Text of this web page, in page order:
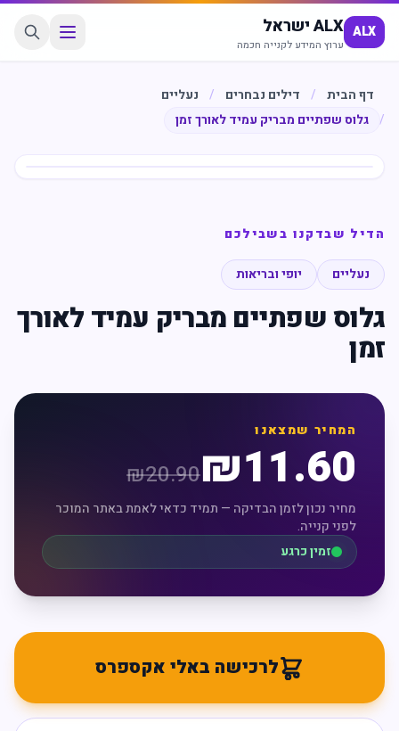
ALX ALX ישראל
ערוץ המידע לקנייה חכמה
דף הבית / דילים נבחרים /
נעליים
/ גלוס שפתיים מבריק עמיד לאורך זמן
הדיל שבדקנו בשבילכם
נעליים יופי ובריאות
גלוס שפתיים מבריק עמיד לאורך
זמן
המחיר שמצאנו
₪11.60
₪20.90
מחיר נכון לזמן הבדיקה — תמיד כדאי לאמת באתר המוכר
לפני קנייה.
זמין כרגע
לרכישה באלי אקספרס